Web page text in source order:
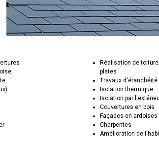
Réalisation de
plates
Travaux d'étanchéité
Isolation thermique
Isolation par
Couvertures en bois
Façades en ardoises
Charpentes
Amélioration de